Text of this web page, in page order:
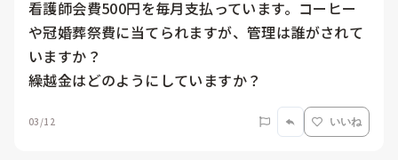
看護師会費500円を毎月支払っています。コーヒー
や冠婚葬祭費に当てられますが、管理は誰がされて
いますか？
繰越金はどのようにしていますか？
03/12 いいね